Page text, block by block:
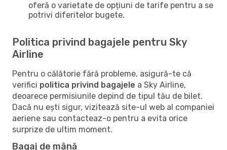
oferă o varietate de opțiuni de tarife pentru a se
potrivi diferitelor bugete.
Politica privind bagajele pentru Sky
Airline
Pentru o călătorie fără probleme, asigură-te că
verifici politica privind bagajele a Sky Airline,
deoarece permisiunile depind de tipul tău de bilet.
Dacă nu ești sigur, vizitează site-ul web al companiei
aeriene sau contacteaz-o pentru a evita orice
surprize de ultim moment.
Bagaj de mână